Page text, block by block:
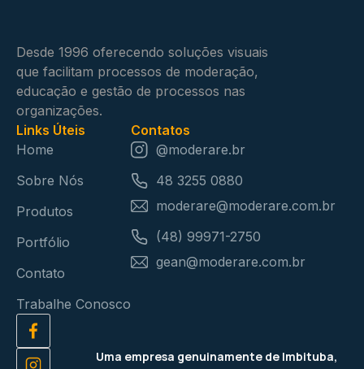
Desde 1996 oferecendo soluções visuais
que facilitam processos de moderação,
educação e gestão de processos nas
organizações.
Links Úteis
Home
Sobre Nós
Produtos
Portfólio
Contato
Trabalhe Conosco
Contatos
@moderare.br
48 3255 0880
moderare@moderare.com.br
(48) 99971-2750
gean@moderare.com.br
Uma empresa genuinamente de Imbituba,